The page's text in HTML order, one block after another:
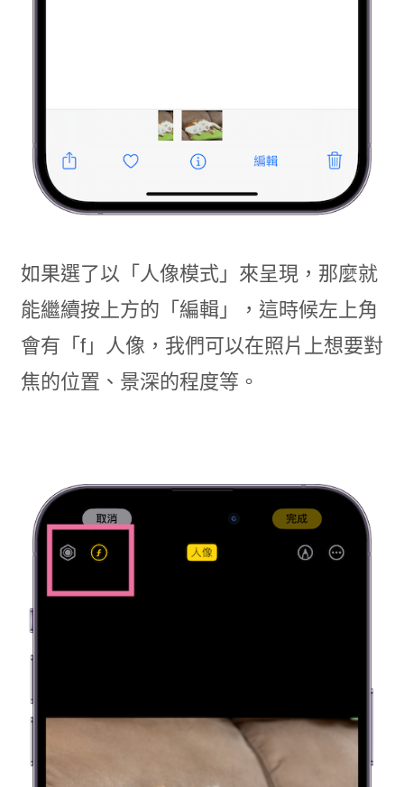
如果選了以「人像模式」來呈現，那麼就
能繼續按上方的「編輯」，這時候左上角
會有「f」人像，我們可以在照片上想要對
焦的位置、景深的程度等。